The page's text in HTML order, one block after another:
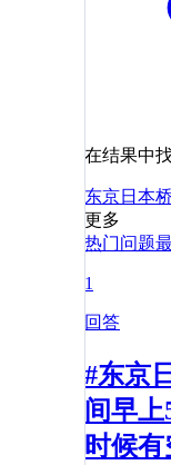
在结果中找
东京日本
更多
热门问题
1
回答
#东京
间早
时候